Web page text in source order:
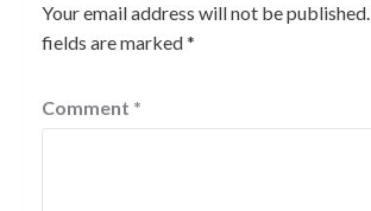
Your email address will not be published.
fields are marked*
Comment *